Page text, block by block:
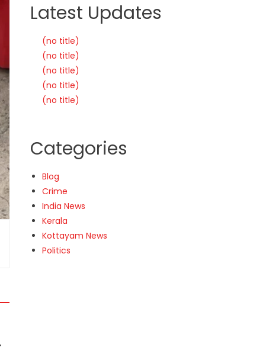
Latest Updates
(no title)
(no title)
(no title)
(no title)
(no title)
Categories
Blog
Crime
India News
Kerala
Kottayam News
Politics